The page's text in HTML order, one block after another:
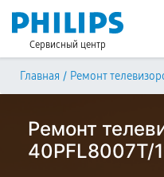
Сервисный центр
Главная / Ремонт
Ремонт
40PFL8007T/